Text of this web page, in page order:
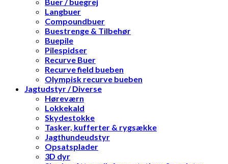
Langbuer
Compoundbuer
Buestrenge & Tilbehør
Buepile
Pilespidser
Recurve Buer
Recurve field bueben
Olympisk recurve bueben
Jagtudstyr / Diverse
Høreværn
Lokkekald
Skydestokke
Tasker, kufferter & rygsække
Jagthundeudstyr
Opsatsplader
3D dyr